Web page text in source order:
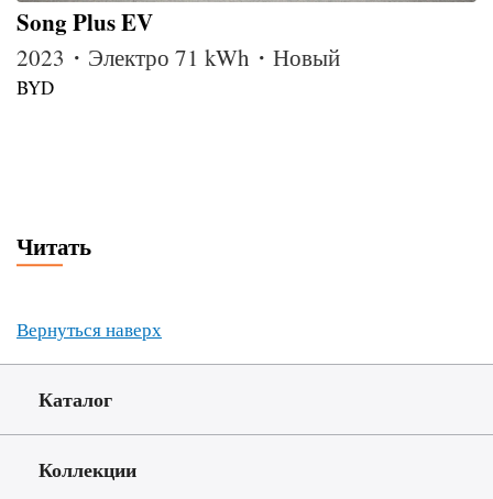
Song Plus EV
2023・Электро 71 kWh・Новый
BYD
Читать
Вернуться наверх
Каталог
Коллекции